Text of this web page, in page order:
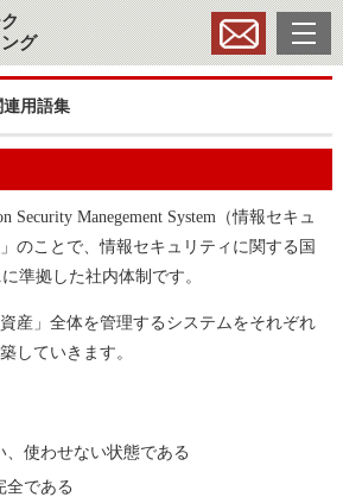
グ
用語集
Security Manegement System（情報セキュ
のことで、情報セキュリティに関する国
準拠した社内体制です。
産」全体を管理するシステムをそれぞれ
していきます。
使わせない状態である
全である